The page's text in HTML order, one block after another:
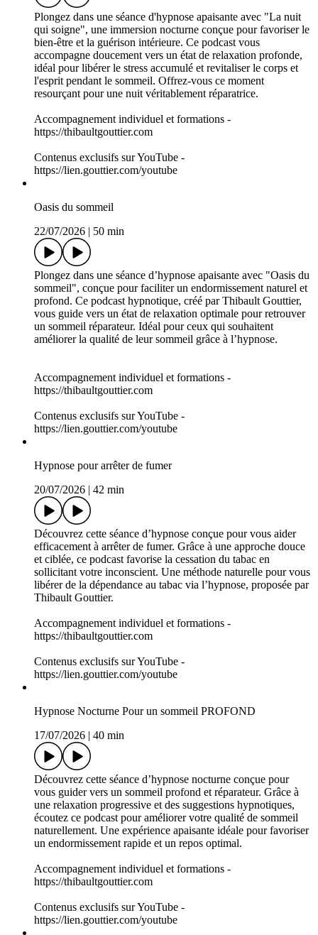
La nuit qui soigne
24/07/2026|29 min
Plongez dans une séance d'hypnose apaisante avec "La nuit
bien-être et la guérison intérieure. Ce podcast vous
accompagne doucement vers un état de relaxation profonde,
resourçant pour une nuit véritablement réparatrice.
Accompagnement individuel et formations -
https://thibaultgouttier.com
Contenus exclusifs sur YouTube -
https://lien.gouttier.com/youtube
Oasis du sommeil
22/07/2026
50 min
Plongez dans une séance d’hypnose apaisante avec "Oasis du
sommeil", conçue pour faciliter un endormissement naturel et
profond. Ce podcast hypnotique, créé par Thibault Gouttier,
vous guide vers un état de relaxation optimale pour retrouver
un sommeil réparateur. Idéal pour ceux qui souhaitent
améliorer la qualité de leur sommeil grâce à l’hypnose.
https://thibaultgouttier.com
Contenus exclusifs sur YouTube -
https://lien.gouttier.com/youtube
Hypnose pour arrêter de fumer
20/07/2026|42 min
Découvrez cette séance d’hypnose conçue pour vous aider
efficacement à arrêter de fumer. Grâce à une approche douce
et ciblée, ce podcast favorise la cessation du tabac en
sollicitant votre inconscient. Une méthode naturelle pour vous
libérer de la dépendance au tabac via l’hypnose, proposée par